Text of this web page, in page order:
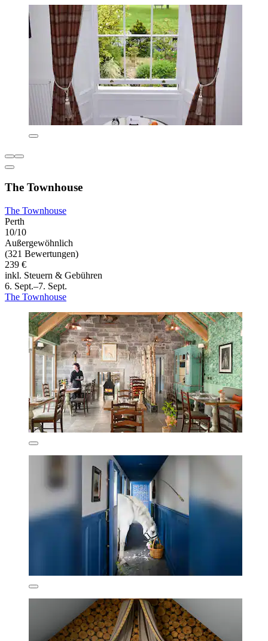
The Townhouse
The Townhouse
Perth
10/10
Außergewöhnlich
(321 Bewertungen)
239 €
inkl. Steuern & Gebühren
6. Sept.–7. Sept.
The Townhouse